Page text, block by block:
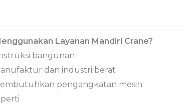
Layanan Mandiri Crane?
bangunan
dan industri berat
pengangkatan mesin